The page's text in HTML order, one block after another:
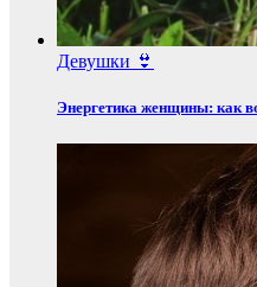
Девушки 👙
Энергетика женщины: как